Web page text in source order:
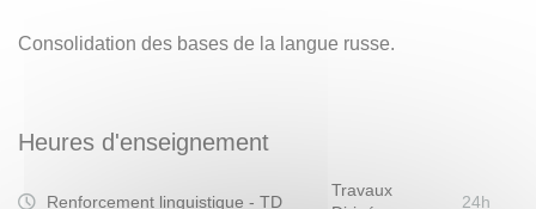
Consolidation des bases de la langue russe.
Heures d'enseignement
Renforcement linguistique - TD
Travaux
24h